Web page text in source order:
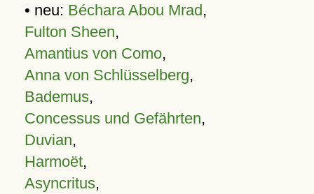
• neu: Béchara Abou Mrad,
Fulton Sheen,
Amantius von Como,
Anna von Schlüsselberg,
Bademus,
Concessus und Gefährten,
Duvian,
Harmoët,
Asyncritus,